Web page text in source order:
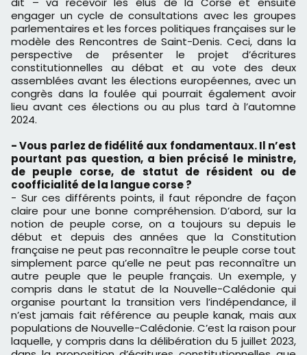
engager un cycle de consultations avec les groupes
parlementaires et les forces politiques françaises sur le
modèle des Rencontres de Saint-Denis. Ceci, dans la
perspective de présenter le projet d’écritures
constitutionnelles au débat et au vote des deux
assemblées avant les élections européennes, avec un
congrès dans la foulée qui pourrait également avoir
lieu avant ces élections ou au plus tard à l’automne
2024.
- Vous parlez de fidélité aux fondamentaux. Il n’est
pourtant pas question, a bien précisé le ministre,
de peuple corse, de statut de résident ou de
coofficialité de la langue corse ?
- Sur ces différents points, il faut répondre de façon
claire pour une bonne compréhension. D’abord, sur la
notion de peuple corse, on a toujours su depuis le
début et depuis des années que la Constitution
française ne peut pas reconnaître le peuple corse tout
simplement parce qu’elle ne peut pas reconnaître un
autre peuple que le peuple français. Un exemple, y
compris dans le statut de la Nouvelle-Calédonie qui
organise pourtant la transition vers l’indépendance, il
n’est jamais fait référence au peuple kanak, mais aux
populations de Nouvelle-Calédonie. C’est la raison pour
laquelle, y compris dans la délibération du 5 juillet 2023,